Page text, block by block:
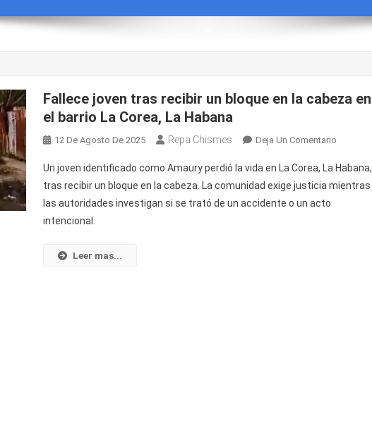
Fallece joven tras recibir un bloque en la cabeza en
el barrio La Corea, La Habana
12 De Agosto De 2025 Repa Chismes Deja Un Comentario
Joven
Tras
Un joven identificado como Amaury perdió la vida en La Corea, La Habana,
tras recibir un bloque en la cabeza. La comunidad exige justicia mientras
las autoridades investigan si se trató de un accidente o un acto
intencional.
Leer mas...